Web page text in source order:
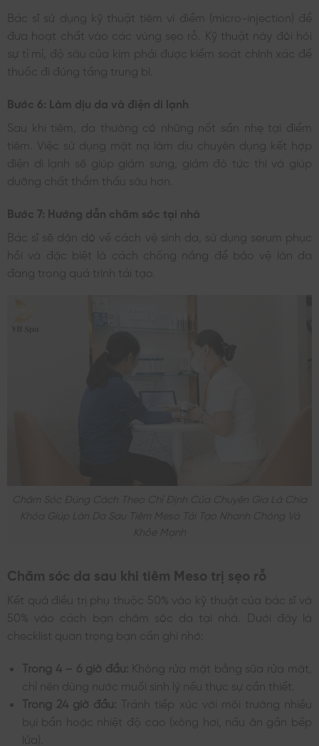
Bác sĩ sử dụng kỹ thuật tiêm vi điểm (micro-injection) để
đưa hoạt chất vào các vùng sẹo rỗ. Kỹ thuật này đòi hỏi
sự tỉ mỉ, độ sâu của kim phải được kiểm soát chính xác để
thuốc đi đúng tầng trung bì.
Bước 6: Làm dịu da và điện di lạnh
Sau khi tiêm, da thường có những nốt sần nhẹ tại điểm
tiêm. Việc sử dụng mặt nạ làm dịu chuyên dụng kết hợp
điện di lạnh sẽ giúp giảm sưng, giảm đỏ tức thì và giúp
dưỡng chất thẩm thấu sâu hơn.
Bước 7: Hướng dẫn chăm sóc tại nhà
Bác sĩ sẽ dặn dò về cách vệ sinh da, sử dụng serum phục
hồi và đặc biệt là cách chống nắng để bảo vệ làn da
đang trong quá trình tái tạo.
Chăm Sóc Đúng Cách Theo Chỉ Định Của Chuyên Gia Là Chìa
Khóa Giúp Làn Da Sau Tiêm Meso Tái Tạo Nhanh Chóng Và
Khỏe Mạnh
Chăm sóc da sau khi tiêm Meso trị sẹo rỗ
Kết quả điều trị phụ thuộc 50% vào kỹ thuật của bác sĩ và
50% vào cách bạn chăm sóc da tại nhà. Dưới đây là
checklist quan trọng bạn cần ghi nhớ:
Trong 4 – 6 giờ đầu: Không rửa mặt bằng sữa rửa mặt,
chỉ nên dùng nước muối sinh lý nếu thực sự cần thiết.
Trong 24 giờ đầu: Tránh tiếp xúc với môi trường nhiều
bụi bẩn hoặc nhiệt độ cao (xông hơi, nấu ăn gần bếp
lửa).